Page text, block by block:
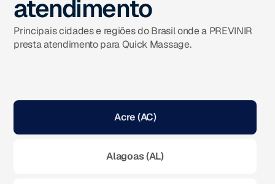
atendimento
Principais cidades e regiões do Brasil onde a PREVINIR
presta atendimento para Quick Massage.
Acre (AC)
Alagoas (AL)